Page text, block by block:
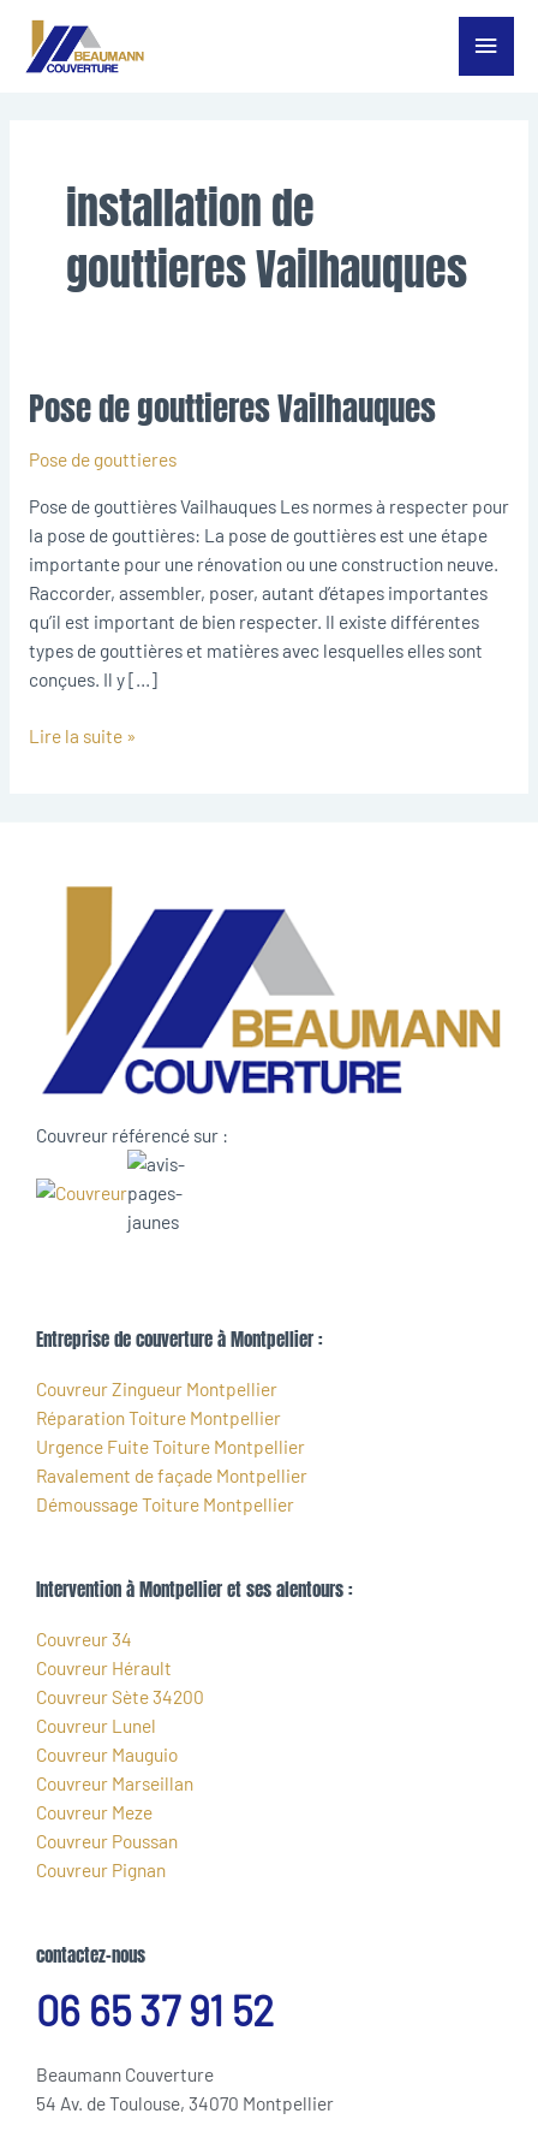
Aller
Menu
installation de
gouttieres Vailhauques
Pose de gouttieres Vailhauques
Pose de gouttieres
Pose de gouttières Vailhauques Les normes à respecter pour
la pose de gouttières: La pose de gouttières est une étape
importante pour une rénovation ou une construction neuve.
Raccorder, assembler, poser, autant d’étapes importantes
qu’il est important de bien respecter. Il existe différentes
types de gouttières et matières avec lesquelles elles sont
conçues. Il y […]
Pose
de
gouttieres
Lire la suite »
Couvreur référencé sur :
Entreprise de couverture à Montpellier :
Couvreur Zingueur Montpellier
Réparation Toiture Montpellier
Urgence Fuite Toiture Montpellier
Ravalement de façade Montpellier
Démoussage Toiture Montpellier
Intervention à Montpellier et ses alentours :
Couvreur 34
Couvreur Hérault
Couvreur Sète 34200
Couvreur Lunel
Couvreur Mauguio
Couvreur Marseillan
Couvreur Meze
Couvreur Poussan
Couvreur Pignan
contactez-nous
06 65 37 91 52
Beaumann Couverture
54 Av. de Toulouse, 34070 Montpellier